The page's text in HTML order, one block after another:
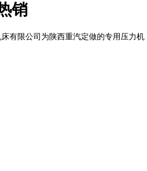
销
有限公司为陕西重汽定做的专用压力